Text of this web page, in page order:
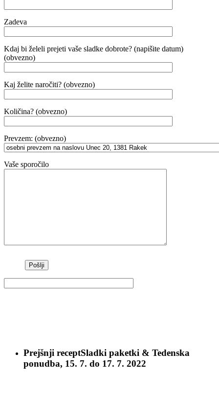
Zadeva
Kdaj bi želeli prejeti vaše sladke dobrote? (napišite datum)
(obvezno)
Kaj želite naročiti? (obvezno)
Količina? (obvezno)
Prevzem: (obvezno)
Vaše sporočilo
Prejšnji receptSladki paketki & Tedenska
ponudba, 15. 7. do 17. 7. 2022